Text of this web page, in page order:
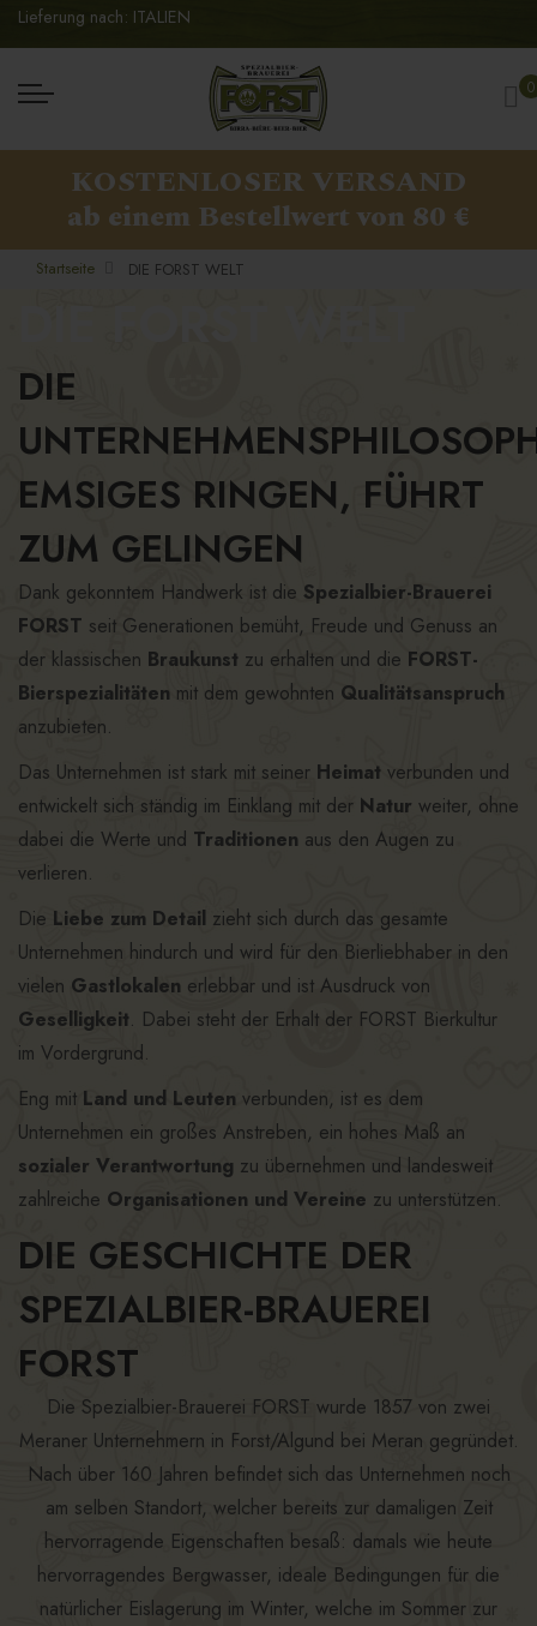
Lieferung nach: ITALIEN
0
KOSTENLOSER VERSAND
ab einem Bestellwert von 80 €
Startseite DIE FORST WELT
DIE
EMSIGES RINGEN, FÜHRT
ZUM GELINGEN
Dank gekonntem Handwerk ist die Spezialbier-Brauerei
FORST seit Generationen bemüht, Freude und Genuss an
der klassischen Braukunst zu erhalten und die FORST-
Bierspezialitäten mit dem gewohnten Qualitätsanspruch
anzubieten.
Das Unternehmen ist stark mit seiner Heimat verbunden und
entwickelt sich ständig im Einklang mit der Natur weiter, ohne
dabei die Werte und Traditionen aus den Augen zu
verlieren.
Die Liebe zum Detail zieht sich durch das gesamte
Unternehmen hindurch und wird für den Bierliebhaber in den
vielen Gastlokalen erlebbar und ist Ausdruck von
Geselligkeit. Dabei steht der Erhalt der FORST Bierkultur
im Vordergrund.
Eng mit Land und Leuten verbunden, ist es dem
Unternehmen ein großes Anstreben, ein hohes Maß an
sozialer Verantwortung zu übernehmen und landesweit
zahlreiche Organisationen und Vereine zu unterstützen.
DIE GESCHICHTE DER
SPEZIALBIER-BRAUEREI
FORST
Die Spezialbier-Brauerei FORST wurde 1857 von zwei
Meraner Unternehmern in Forst/Algund bei Meran gegründet.
Nach über 160 Jahren befindet sich das Unternehmen noch
am selben Standort, welcher bereits zur damaligen Zeit
hervorragende Eigenschaften besaß: damals wie heute
hervorragendes Bergwasser, ideale Bedingungen für die
natürlicher Eislagerung im Winter, welche im Sommer zur